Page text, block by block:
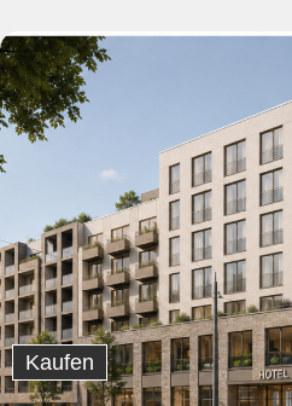
Kaufen